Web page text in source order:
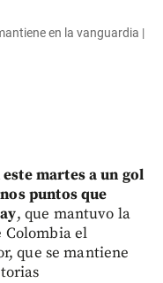
en la vanguardia |
martes a un gol
puntos que
, que mantuvo la
Colombia el
que se mantiene